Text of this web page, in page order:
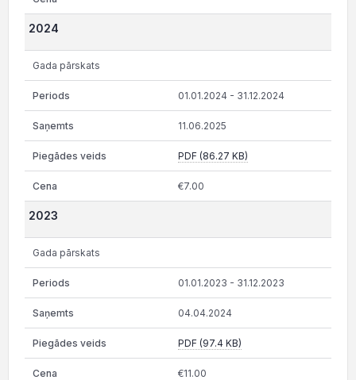
2024
Gada pārskats
01.01.2024 - 31.12.2024
11.06.2025
PDF (86.27 KB)
€7.00
2023
Gada pārskats
01.01.2023 - 31.12.2023
04.04.2024
PDF (97.4 KB)
€11.00